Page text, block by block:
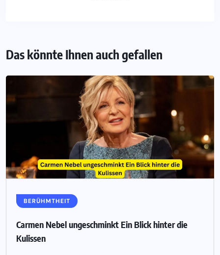
Das könnte Ihnen auch gefallen
BERÜHMTHEIT
Carmen Nebel ungeschminkt Ein Blick hinter die
Kulissen